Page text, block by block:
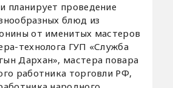
планирует проведение
блюд из
от именитых мастеров
технолога ГУП «Служба
Дархан», мастера повара
работника торговли РФ,